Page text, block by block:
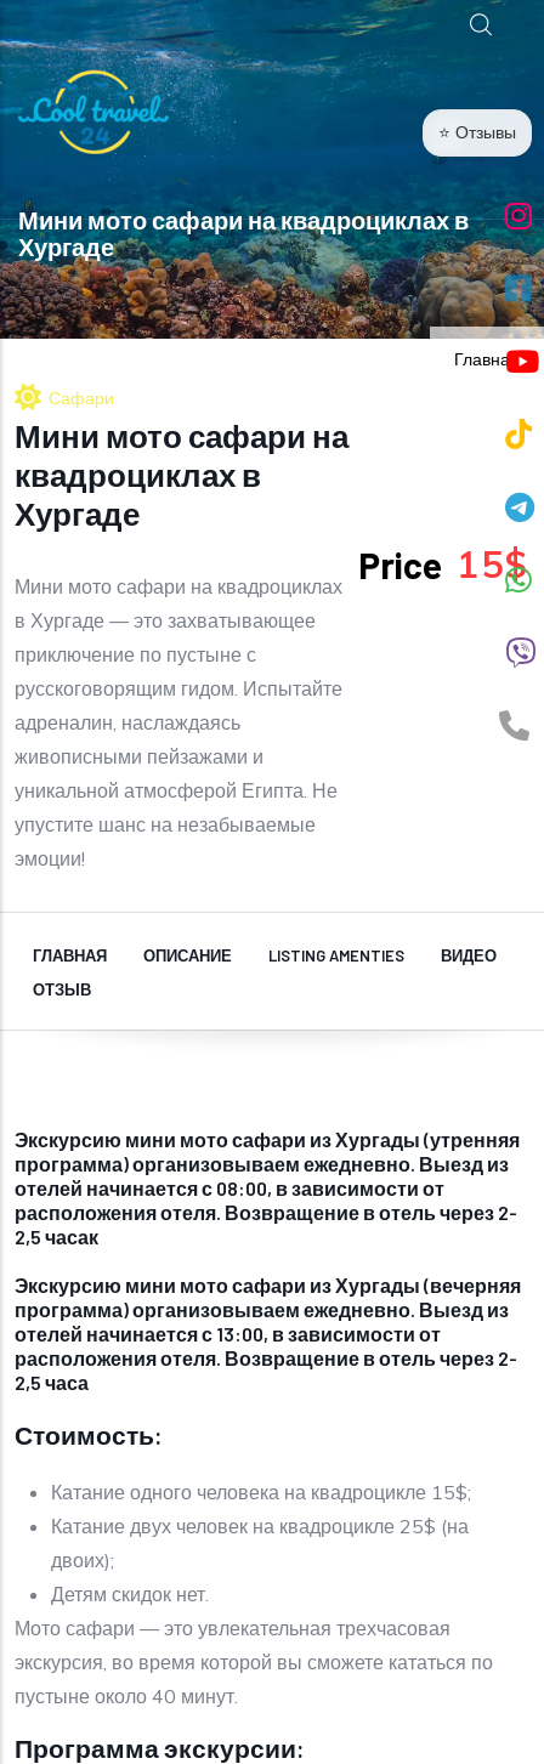
Перейти к основному содержанию
⭐ Отзывы
Мини мото сафари на квадроциклах в
Хургаде
Главная
Сафари
Мини мото сафари на
квадроциклах в
Хургаде
Мини мото сафари на квадроциклах
в Хургаде — это захватывающее
приключение по пустыне с
русскоговорящим гидом. Испытайте
адреналин, наслаждаясь
живописными пейзажами и
уникальной атмосферой Египта. Не
упустите шанс на незабываемые
эмоции!
Price 15$
ГЛАВНАЯ ОПИСАНИЕ LISTING AMENTIES
ВИДЕО
ОТЗЫВ
Экскурсию мини мото сафари из Хургады (утренняя
программа) организовываем ежедневно. Выезд из
отелей начинается с 08:00, в зависимости от
расположения отеля. Возвращение в отель через 2-
2,5 часак
Экскурсию мини мото сафари из Хургады (вечерняя
программа) организовываем ежедневно. Выезд из
отелей начинается с 13:00, в зависимости от
расположения отеля. Возвращение в отель через 2-
2,5 часа
Стоимость:
Катание одного человека на квадроцикле 15$;
Катание двух человек на квадроцикле 25$ (на
двоих);
Детям скидок нет.
Мото сафари — это увлекательная трехчасовая
экскурсия, во время которой вы сможете кататься по
пустыне около 40 минут.
Программа экскурсии: